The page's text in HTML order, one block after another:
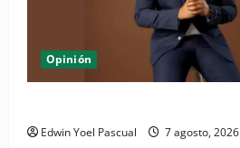
Opinión
Edwin Yoel Pascual 7 agosto, 2026